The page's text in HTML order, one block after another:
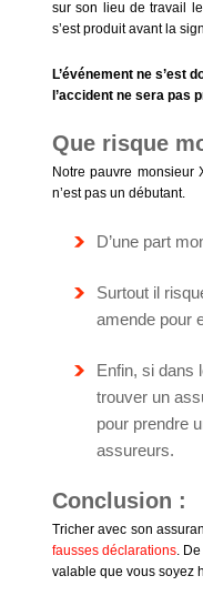
sur son lieu de travail
s’est produit avant la
L’événement ne s’est
l’accident ne sera pas
Que risque
Notre pauvre monsieur
n’est pas un débutant.
D’une part
Surtout il
amende pour
Enfin, si dans
trouver un
pour prendre
assureurs.
Conclusion :
Tricher avec son
fausses déclarations.
valable que vous soyez